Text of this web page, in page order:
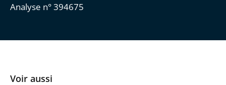
Analyse n° 394675
Voir aussi